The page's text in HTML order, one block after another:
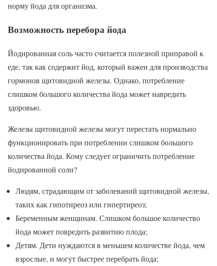
норму йода для организма.
Возможность перебора йода
Йодированная соль часто считается полезной приправой к
еде, так как содержит йод, который важен для производства
гормонов щитовидной железы. Однако, потребление
слишком большого количества йода может навредить
здоровью.
Железы щитовидной железы могут перестать нормально
функционировать при потреблении слишком большого
количества йода. Кому следует ограничить потребление
йодированной соли?
Людям, страдающим от заболеваний щитовидной железы,
таких как гипотиреоз или гипертиреоз;
Беременным женщинам. Слишком большое количество
йода может повредить развитию плода;
Детям. Дети нуждаются в меньшем количестве йода, чем
взрослые, и могут быстрее перебрать йода;